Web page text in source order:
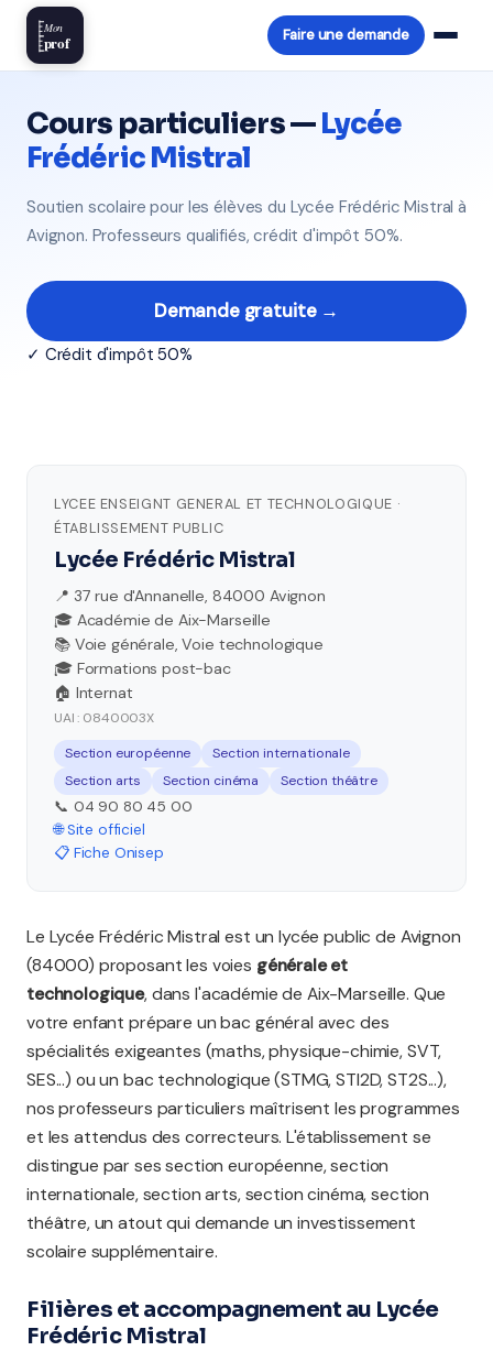
Mon
prof Faire une demande
Cours particuliers —Lycée
Frédéric Mistral
Soutien scolaire pour les élèves du Lycée Frédéric Mistral à
Avignon. Professeurs qualifiés, crédit d'impôt 50%.
Demande gratuite →
✓ Crédit d'impôt 50%
LYCEE ENSEIGNT GENERAL ET TECHNOLOGIQUE ·
ÉTABLISSEMENT PUBLIC
Lycée Frédéric Mistral
📍 37 rue d'Annanelle, 84000 Avignon
🎓 Académie de Aix-Marseille
📚 Voie générale, Voie technologique
🎓 Formations post-bac
🏠 Internat
UAI : 0840003X
Section européenne
Section internationale
Section arts
Section cinéma Section théâtre
📞 04 90 80 45 00
🌐 Site officiel
📋 Fiche Onisep
Le Lycée Frédéric Mistral est un lycée public de Avignon
(84000) proposant les voies générale et
technologique, dans l'académie de Aix-Marseille. Que
votre enfant prépare un bac général avec des
spécialités exigeantes (maths, physique-chimie, SVT,
SES...) ou un bac technologique (STMG, STI2D, ST2S...),
nos professeurs particuliers maîtrisent les programmes
et les attendus des correcteurs. L'établissement se
distingue par ses section européenne, section
internationale, section arts, section cinéma, section
théâtre, un atout qui demande un investissement
scolaire supplémentaire.
Filières et accompagnement au Lycée
Frédéric Mistral